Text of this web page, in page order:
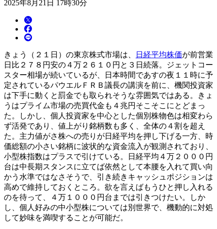
2025年8月21日 17時30分
きょう（２１日）の東京株式市場は、 日経平均株価が前営業
日比２７８円安の４万２６１０円と３日続落。ジェットコー
スター相場が続いているが、日本時間であすの夜１１時に予
定されているパウエルＦＲＢ議長の講演を前に、機関投資家
は下手に動くと罰金でも取られそうな雰囲気ではある。きょ
うはプライム市場の売買代金も４兆円そこそこにとどまっ
た。しかし、個人投資家を中心とした個別株物色は相変わら
ず活発であり、値上がり銘柄数も多く、全体の４割を超え
た。主力値がさ株への売りが日経平均を押し下げる一方、時
価総額の小さい銘柄に波状的な資金流入が観測されており、
小型株指数はプラスで引けている。日経平均４万２０００円
台は中長期スタンスに立てば依然として本腰を入れて買い向
かう水準ではなさそうで、引き続きキャッシュポジションは
高めで維持しておくところ。欲を言えばもうひと押し入れる
のを待って、４万１０００円台までは引きつけたい。しか
し、個人好みの中小型株については別世界で、機動的に対処
して妙味を満喫することが可能だ。